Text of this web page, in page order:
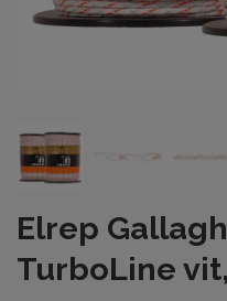
Elrep
TurboLine